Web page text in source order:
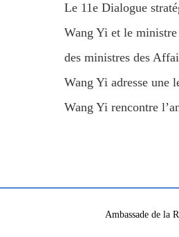
Le 11e Dialogue
Wang Yi et le
des ministres des
Wang Yi adresse une
Wang Yi rencontre
Ambassade de la